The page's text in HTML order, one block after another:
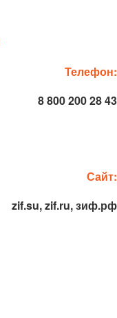
Телефон:
8 800 200 28 43
Сайт:
zif.su, zif.ru, зиф.рф